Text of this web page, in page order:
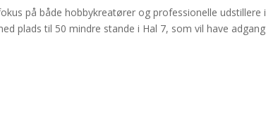
på både hobbykreatører og professionelle udstillere i
plads til 50 mindre stande i Hal 7, som vil have adgang